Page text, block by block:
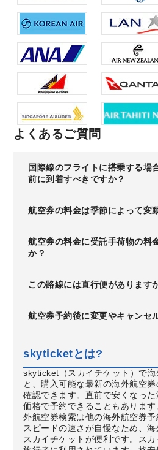
よくあるご質問
国際線のフライトに搭乗する場
前に到着すべきですか？
航空券の料金は季節によって変
航空券の料金に受託手荷物の料
か？
この路線には直行便があります
航空券予約後に変更やキャンセ
skyticketとは?
skyticket（スカイチケット）で
と、購入可能な最新の海外航空券
確認できます。直前で安くなっ
価格で予約できることもありま
外航空券検索は他の海外航空券
スピードの速さが自慢なため、
スカイチケットが便利です。ス